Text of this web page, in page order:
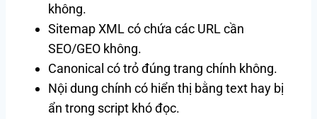
không.
Sitemap XML có chứa các URL cần
SEO/GEO không.
Canonical có trỏ đúng trang chính không.
Nội dung chính có hiển thị bằng text hay bị
ẩn trong script khó đọc.